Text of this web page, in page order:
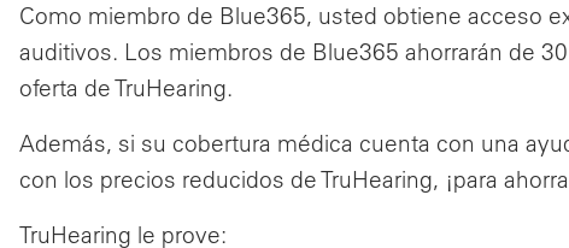
Como miembro de Blue365, usted obtiene acceso
auditivos. Los miembros de Blue365 ahorrarán de
oferta de TruHearing.
Además, si su cobertura médica cuenta con una
con los precios reducidos de TruHearing, ¡para
TruHearing le prove: